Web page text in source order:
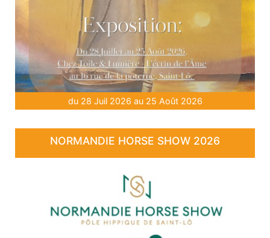
du 28 Juil 2026 au 25 Août 2026
NORMANDIE HORSE SHOW 2026